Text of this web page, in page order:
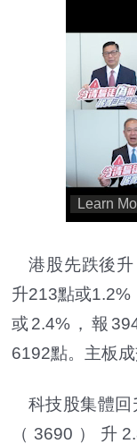
港股先跌後
升213點或
或2.4%，報
6192點。主板成
科技股集體回
（3690）升